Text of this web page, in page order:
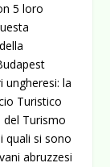
5 loro
ungheresi: la
Turistico
del Turismo
quali si sono
abruzzesi